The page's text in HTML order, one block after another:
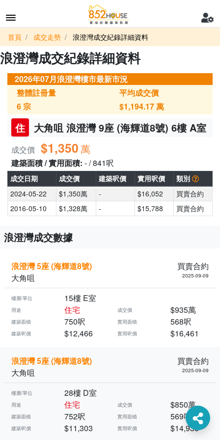
首頁 成交走勢 浪澄灣成交紀錄詳細資料
浪澄灣成交紀錄詳細資料
2026年07月浪澄灣樓市最新市況
整體註冊量
6宗
平均成交價
$1,194.17萬
住 大角咀 浪澄灣 9座 (海輝道8號) 6樓 A室
成交價 $1,350萬
建築面積 / 實用面積: - / 841呎
成交日期 成交價 建築呎價 實用呎價
類別
2024-05-22
$1,350萬 - $16,052
買賣合約
2016-05-10
$1,328萬 - $15,788 買賣合約
浪澄灣成交數據
浪澄灣 5座 (海輝道8號)
買賣合約
大角咀
2025-09-09
樓層/單位 15樓 E室
用途 住宅 成交價 $935萬
建築面積 750呎 實用面積 568呎
建築呎價 $12,466 實用呎價 $16,461
浪澄灣 5座 (海輝道8號)
買賣合約
大角咀
2025-09-09
樓層/單位 28樓 D室
用途 住宅 成交價 $850萬
建築面積 752呎 實用面積 569呎
建築呎價 $11,303 實用呎價 $14,938